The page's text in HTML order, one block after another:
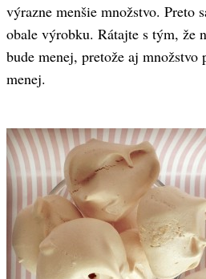
výrazne menšie množstvo. Preto
obale výrobku. Rátajte s tým, že
bude menej, pretože aj množstvo
menej.